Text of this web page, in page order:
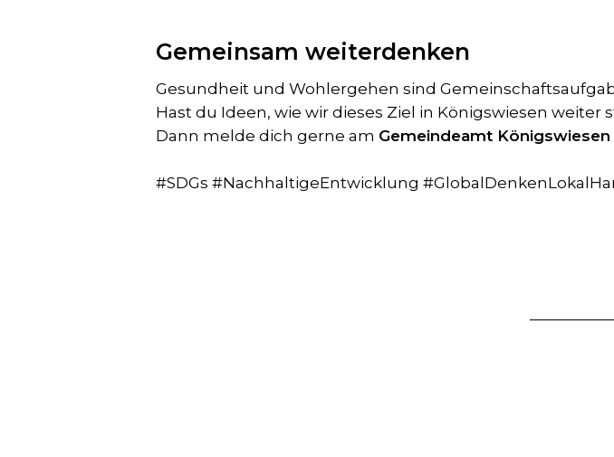
Gemeinsam weiterdenken
Gesundheit und Wohlergehen sind
Hast du Ideen, wie wir dieses Ziel in Königswiesen weiter
Dann melde dich gerne am Gemeindeamt Königswiesen
#SDGs #NachhaltigeEntwicklung